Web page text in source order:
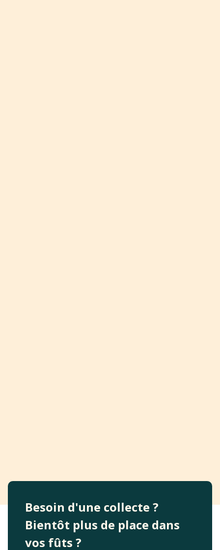
Besoin d'une collecte ?
Bientôt plus de place dans
vos fûts ?